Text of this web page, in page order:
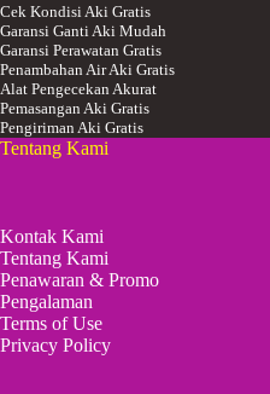
Cek Kondisi Aki Gratis
Garansi Ganti Aki Mudah
Garansi Perawatan Gratis
Penambahan Air Aki Gratis
Alat Pengecekan Akurat
Pemasangan Aki Gratis
Pengiriman Aki Gratis
Tentang Kami
Kontak Kami
Tentang Kami
Penawaran & Promo
Pengalaman
Terms of Use
Privacy Policy